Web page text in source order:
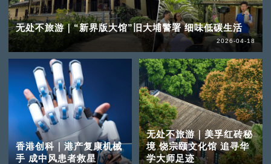
无处不旅游｜“新界版大馆”旧大埔警署 细味低碳生活
2026-04-18
香港创科｜港产复康机械
手 成中风患者救星
无处不旅游｜美孚红砖秘
境 饶宗颐文化馆 追寻华
学大师足迹